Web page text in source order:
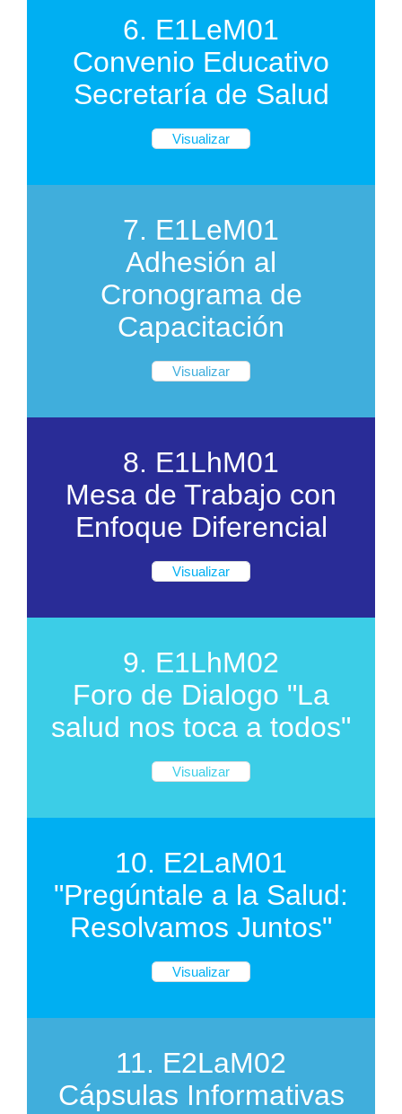
6. E1LeM01
Convenio Educativo
Secretaría de Salud
Visualizar
7. E1LeM01
Adhesión al
Cronograma de
Capacitación
Visualizar
8. E1LhM01
Mesa de Trabajo con
Enfoque Diferencial
Visualizar
9. E1LhM02
Foro de Dialogo "La
salud nos toca a todos"
Visualizar
10. E2LaM01
"Pregúntale a la Salud:
Resolvamos Juntos"
Visualizar
11. E2LaM02
Cápsulas Informativas